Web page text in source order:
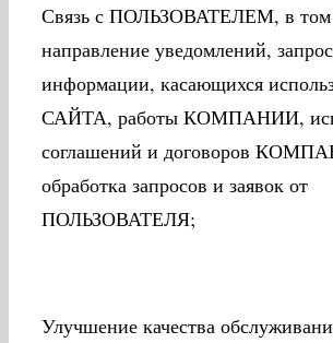
Связь с ПОЛЬЗОВАТЕЛЕМ, в том
направление уведомлений,
информации, касающихся
САЙТА, работы КОМПАНИИ,
соглашений и договоров
обработка запросов и заявок от
ПОЛЬЗОВАТЕЛЯ;
Улучшение качества